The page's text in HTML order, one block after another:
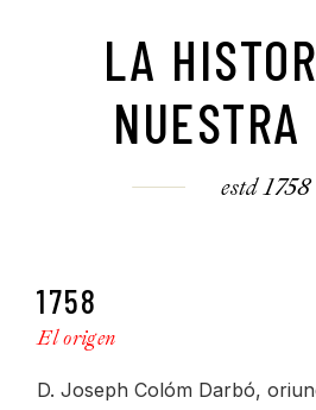
LA
NUESTRA
estd 1758
1758
El origen
D. Joseph Colóm Darbó,